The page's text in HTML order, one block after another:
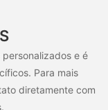
e é
Para mais
diretamente com